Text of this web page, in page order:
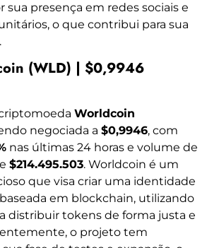
sua presença em redes sociais e
o que contribui para sua
(WLD) | $0,9946
Worldcoin
negociada a $0,9946, com
nas últimas 24 horas e volume de
$214.495.503. Worldcoin é um
que visa criar uma identidade
em blockchain, utilizando
distribuir tokens de forma justa e
o projeto tem